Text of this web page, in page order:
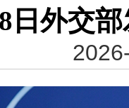
日外交